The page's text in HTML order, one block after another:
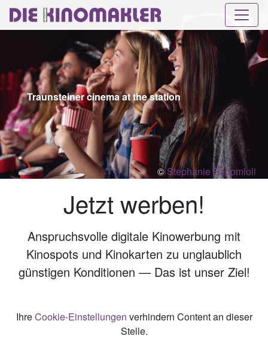
Traunsteiner cinema at the station
©Stephanie Bartomioli
Jetzt werben!
Anspruchsvolle digitale Kinowerbung mit
Kinospots und Kinokarten zu unglaublich
günstigen Konditionen — Das ist unser Ziel!
IhreCookie-Einstellungen verhindern Content an dieser
Stelle.